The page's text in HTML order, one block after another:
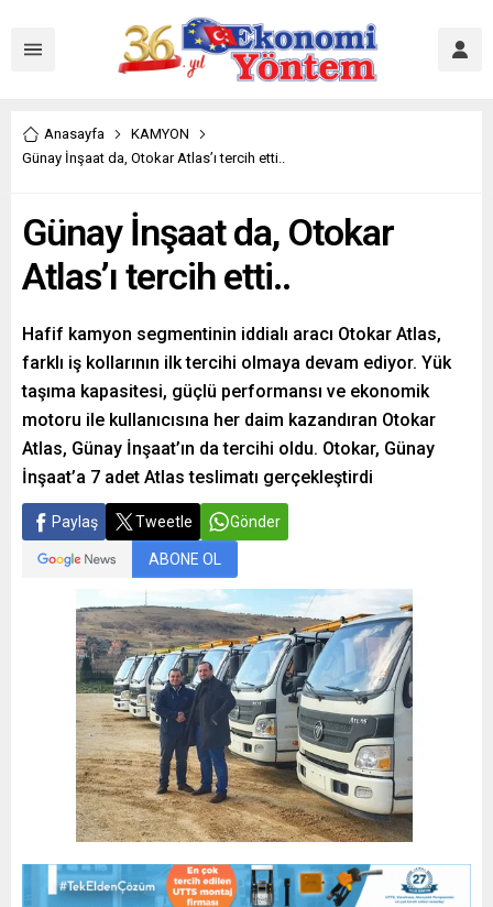
Anasayfa
KAMYON
Günay İnşaat da, Otokar Atlas’ı tercih etti..
Günay İnşaat da, Otokar
Atlas’ı tercih etti..
Hafif kamyon segmentinin iddialı aracı Otokar Atlas,
farklı iş kollarının ilk tercihi olmaya devam ediyor. Yük
taşıma kapasitesi, güçlü performansı ve ekonomik
motoru ile kullanıcısına her daim kazandıran Otokar
Atlas, Günay İnşaat’ın da tercihi oldu. Otokar, Günay
İnşaat’a 7 adet Atlas teslimatı gerçekleştirdi
Paylaş Tweetle Gönder
ABONE OL